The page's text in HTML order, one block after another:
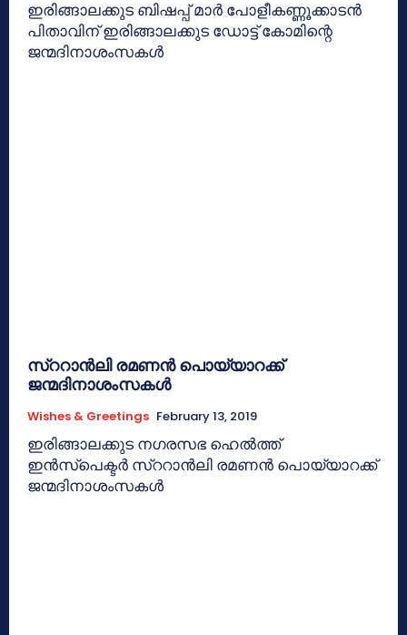
ഇരിങ്ങാലക്കുട ബിഷപ്പ് മാര്‍ പോളീകണ്ണൂക്കാടന്‍
പിതാവിന് ഇരിങ്ങാലക്കുട ഡോട്ട് കോമിന്റെ
ജന്മദിനാശംസകള്‍
സ്‌ററാന്‍ലി രമണന്‍ പൊയ്യാറക്ക്
ജന്മദിനാശംസകള്‍
Wishes & Greetings February 13, 2019
ഇരിങ്ങാലക്കുട നഗരസഭ ഹെല്‍ത്ത്
ഇന്‍സ്‌പെക്ടര്‍ സ്‌ററാന്‍ലി രമണന്‍ പൊയ്യാറക്ക്
ജന്മദിനാശംസകള്‍